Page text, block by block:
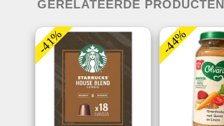
GERELATEERDE PRODUCTEN
-41% -44%